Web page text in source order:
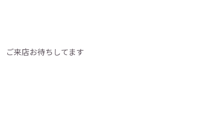
ご来店お待ちしてます